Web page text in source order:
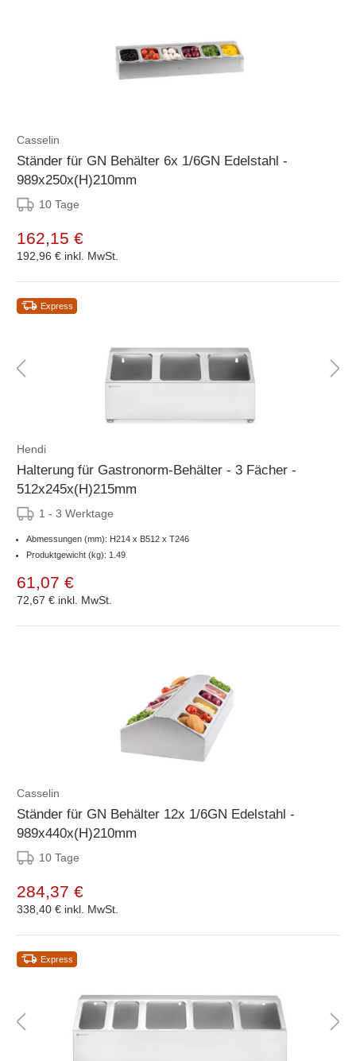
Casselin
Ständer für GN Behälter 6x 1/6GN Edelstahl -
989x250x(H)210mm
10 Tage
162,15 €
192,96 € inkl. MwSt.
Express
Hendi
Halterung für Gastronorm-Behälter - 3 Fächer -
512x245x(H)215mm
1 - 3 Werktage
Abmessungen (mm): H214 x B512 x T246
Produktgewicht (kg): 1.49
61,07 €
72,67 € inkl. MwSt.
Casselin
Ständer für GN Behälter 12x 1/6GN Edelstahl -
989x440x(H)210mm
10 Tage
284,37 €
338,40 € inkl. MwSt.
Express